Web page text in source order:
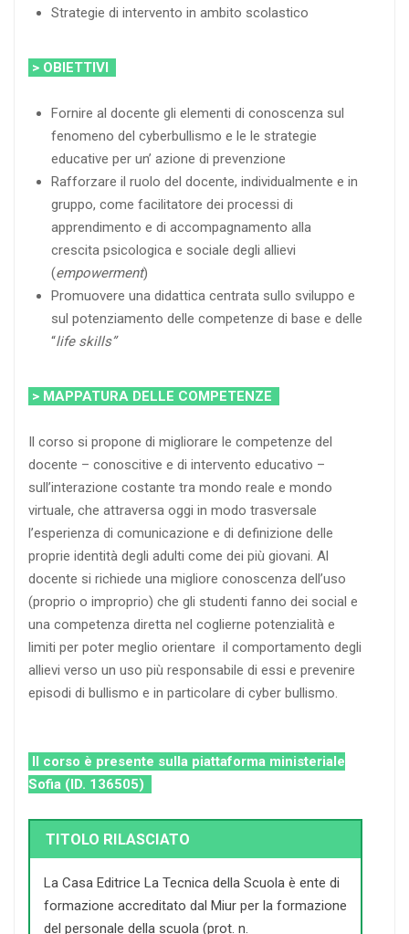
Strategie di intervento in ambito scolastico
> OBIETTIVI
Fornire al docente gli elementi di conoscenza sul
fenomeno del cyberbullismo e le le strategie
educative per un’ azione di prevenzione
Rafforzare il ruolo del docente, individualmente e in
gruppo, come facilitatore dei processi di
apprendimento e di accompagnamento alla
crescita psicologica e sociale degli allievi
(empowerment)
Promuovere una didattica centrata sullo sviluppo e
sul potenziamento delle competenze di base e delle
“life skills”
> MAPPATURA DELLE COMPETENZE
Il corso si propone di migliorare le competenze del
docente – conoscitive e di intervento educativo –
sull’interazione costante tra mondo reale e mondo
virtuale, che attraversa oggi in modo trasversale
l’esperienza di comunicazione e di definizione delle
proprie identità degli adulti come dei più giovani. Al
docente si richiede una migliore conoscenza dell’uso
(proprio o improprio) che gli studenti fanno dei social e
una competenza diretta nel coglierne potenzialità e
limiti per poter meglio orientare il comportamento degli
allievi verso un uso più responsabile di essi e prevenire
episodi di bullismo e in particolare di cyber bullismo.
Il corso è presente sulla piattaforma ministeriale
Sofia (ID. 136505)
TITOLO RILASCIATO
La Casa Editrice La Tecnica della Scuola è ente di
formazione accreditato dal Miur per la formazione
del personale della scuola (prot. n.